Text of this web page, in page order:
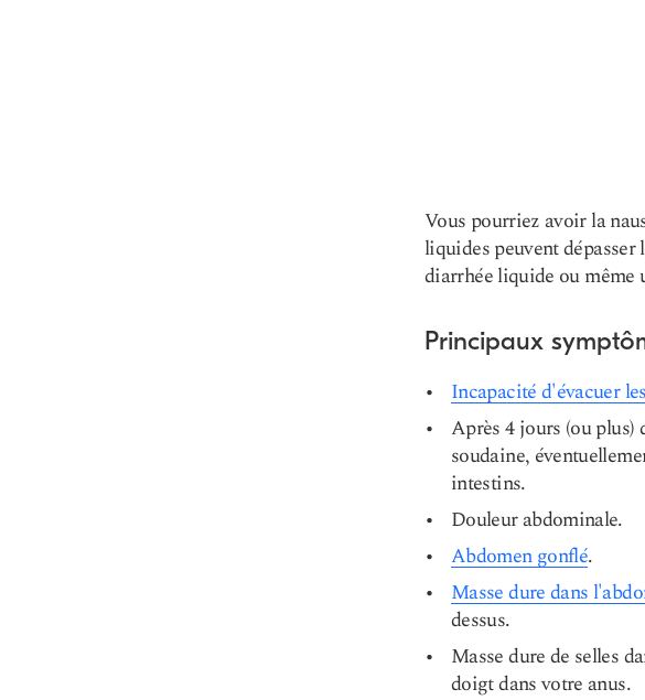
Vous pourriez avoir la
liquides peuvent dépasser
diarrhée liquide ou même
Principaux
Incapacité d'évacuer
Après 4 jours (ou plus)
soudaine,
intestins.
Douleur abdominale.
Abdomen gonflé.
Masse dure dans
dessus.
Masse dure de selles
doigt dans votre anus.